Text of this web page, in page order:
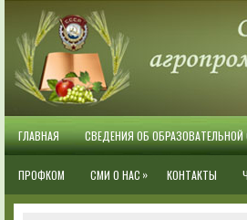
ГЛАВНАЯ СВЕДЕНИЯ ОБ ОБРАЗОВАТЕЛЬНОЙ
ПРОФКОМ СМИ О НАС » КОНТАКТЫ